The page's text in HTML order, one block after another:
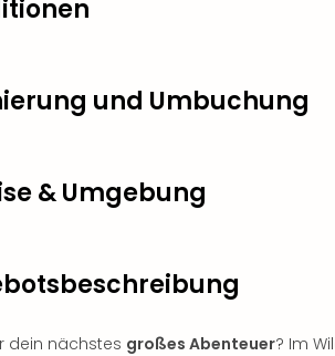
und Umbuchung
& Umgebung
dein nächstes großes Abenteuer? Im